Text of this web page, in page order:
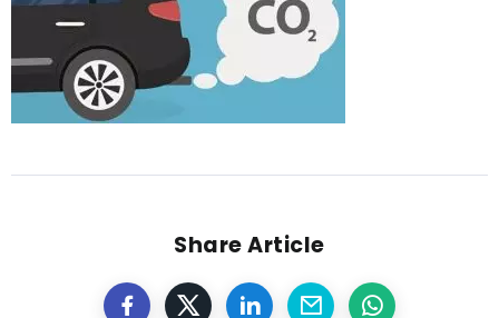
Share Article